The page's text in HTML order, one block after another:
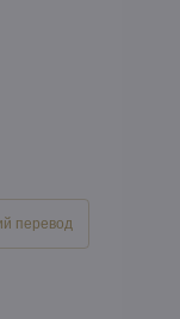
перевод